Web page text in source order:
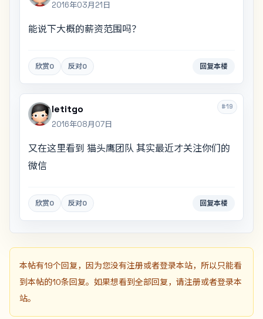
2016年03月21日
能说下大概的薪资范围吗？
欣赏0 反对0 回复本楼
#19
letitgo
2016年08月07日
又在这里看到 猫头鹰团队 其实最近才关注你们的
微信
欣赏0 反对0 回复本楼
本帖有19个回复，因为您没有注册或者登录本站，所以只能看
到本帖的10条回复。如果想看到全部回复，请注册或者登录本
站。